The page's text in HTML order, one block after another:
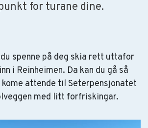
for turane dine.
spenne på deg skia rett uttafor
i Reinheimen. Da kan du gå så
kome attende til Seterpensjonatet
med litt forfriskingar.